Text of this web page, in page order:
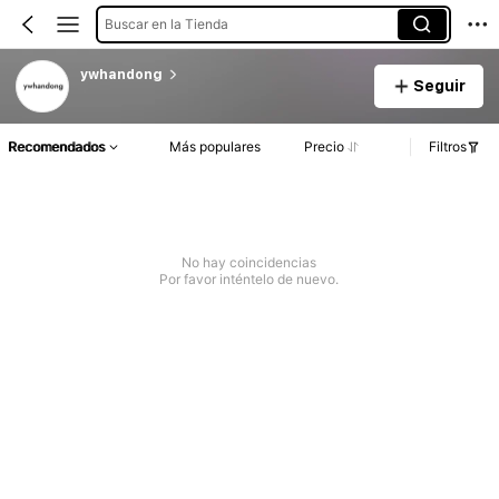
Buscar en la Tienda
ywhandong
Seguir
Recomendados Más populares Precio Filtros
No hay coincidencias
Por favor inténtelo de nuevo.